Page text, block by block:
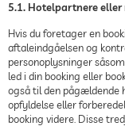
5.1. Hotelpartnere eller
Hvis du foretager en
aftaleindgåelsen og
personoplysninger
led i din booking eller
også til den pågældende
opfyldelse eller
booking videre. Disse